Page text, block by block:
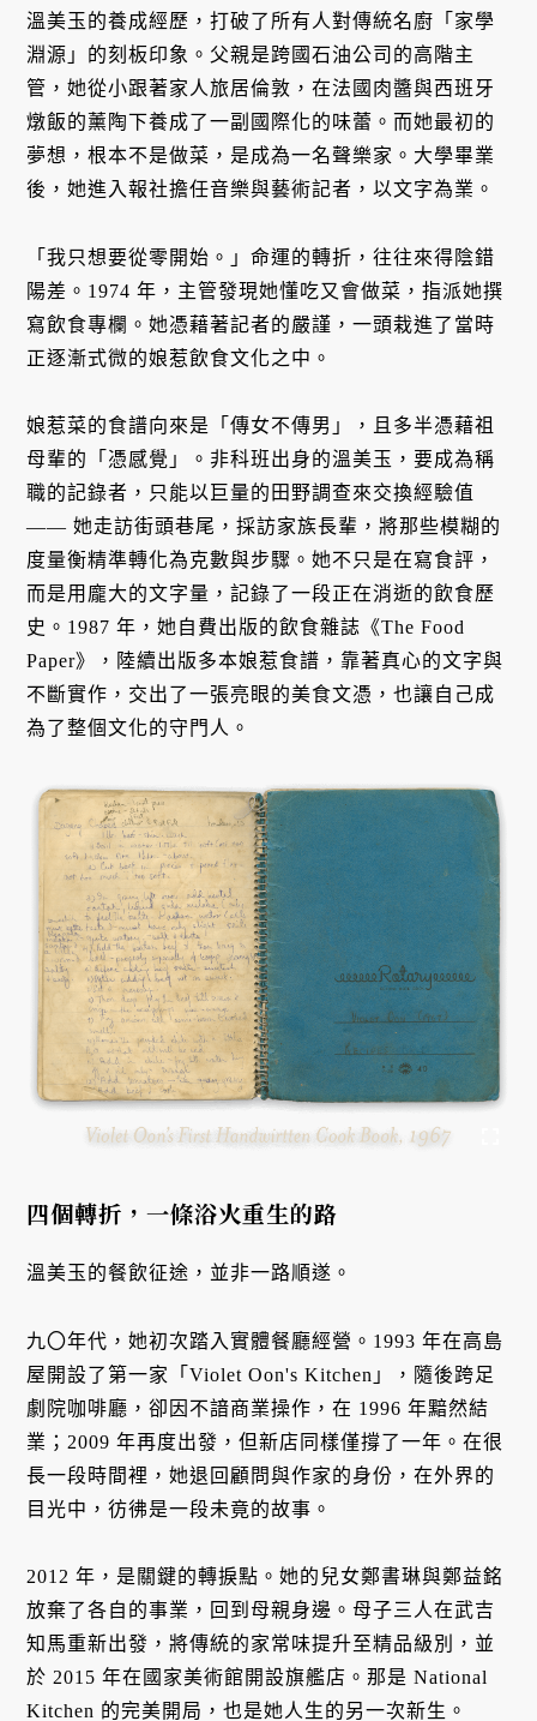
溫美玉的養成經歷，打破了所有人對傳統名廚「家學
淵源」的刻板印象。父親是跨國石油公司的高階主
管，她從小跟著家人旅居倫敦，在法國肉醬與西班牙
燉飯的薰陶下養成了一副國際化的味蕾。而她最初的
夢想，根本不是做菜，是成為一名聲樂家。大學畢業
後，她進入報社擔任音樂與藝術記者，以文字為業。
「我只想要從零開始。」命運的轉折，往往來得陰錯
陽差。1974 年，主管發現她懂吃又會做菜，指派她撰
寫飲食專欄。她憑藉著記者的嚴謹，一頭栽進了當時
正逐漸式微的娘惹飲食文化之中。
娘惹菜的食譜向來是「傳女不傳男」，且多半憑藉祖
母輩的「憑感覺」。非科班出身的溫美玉，要成為稱
職的記錄者，只能以巨量的田野調查來交換經驗值
—— 她走訪街頭巷尾，採訪家族長輩，將那些模糊的
度量衡精準轉化為克數與步驟。她不只是在寫食評，
而是用龐大的文字量，記錄了一段正在消逝的飲食歷
史。1987 年，她自費出版的飲食雜誌《The Food
Paper》，陸續出版多本娘惹食譜，靠著真心的文字與
不斷實作，交出了一張亮眼的美食文憑，也讓自己成
為了整個文化的守門人。
四個轉折，一條浴火重生的路
溫美玉的餐飲征途，並非一路順遂。
九〇年代，她初次踏入實體餐廳經營。1993 年在高島
屋開設了第一家「Violet Oon's Kitchen」，隨後跨足
劇院咖啡廳，卻因不諳商業操作，在 1996 年黯然結
業；2009 年再度出發，但新店同樣僅撐了一年。在很
長一段時間裡，她退回顧問與作家的身份，在外界的
目光中，彷彿是一段未竟的故事。
2012 年，是關鍵的轉捩點。她的兒女鄭書琳與鄭益銘
放棄了各自的事業，回到母親身邊。母子三人在武吉
知馬重新出發，將傳統的家常味提升至精品級別，並
於 2015 年在國家美術館開設旗艦店。那是 National
Kitchen 的完美開局，也是她人生的另一次新生。